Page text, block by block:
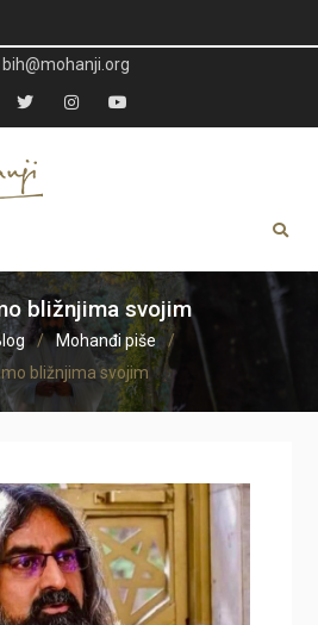
bih@mohanji.org
TwitterInstagramYouTube
bližnjima svojim
Mohanđi piše
bližnjima svojim